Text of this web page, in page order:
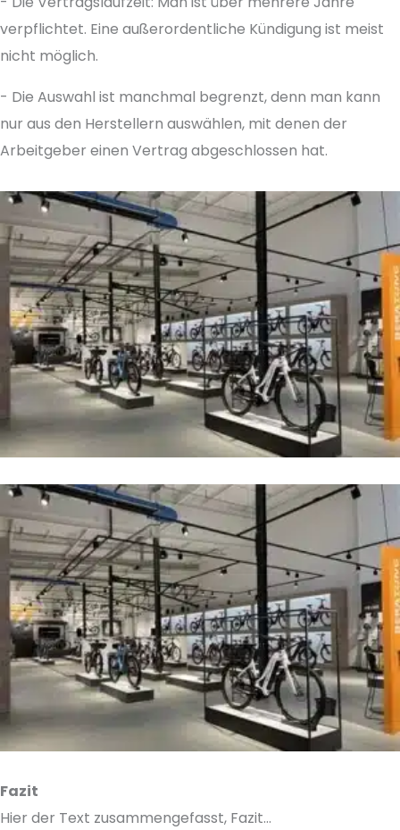
verpflichtet. Eine außerordentliche Kündigung ist meist
nicht möglich.
- Die Auswahl ist manchmal begrenzt, denn man kann
nur aus den Herstellern auswählen, mit denen der
Arbeitgeber einen Vertrag abgeschlossen hat.
Fazit
Hier der Text zusammengefasst, Fazit...